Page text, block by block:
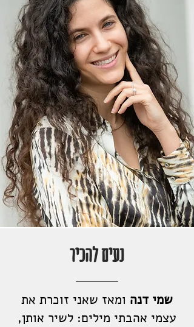
נעים להכיר
שמי דנה ומאז שאני זוכרת את
עצמי אהבתי מילים: לשיר אותן,